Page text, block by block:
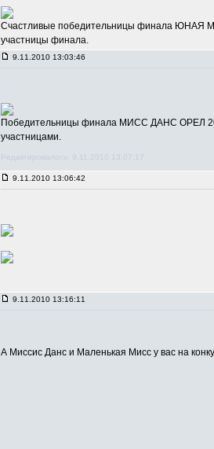
Счастливые победительницы финала ЮНАЯ
участницы финала.
9.11.2010 13:03:46
Победительницы финала МИСС ДАНС ОРЕЛ
участницами.
Редактировалось: 9.11.2010 13:07:17
9.11.2010 13:06:42
9.11.2010 13:16:11
А Миссис Данс и Маленькая Мисс у вас на